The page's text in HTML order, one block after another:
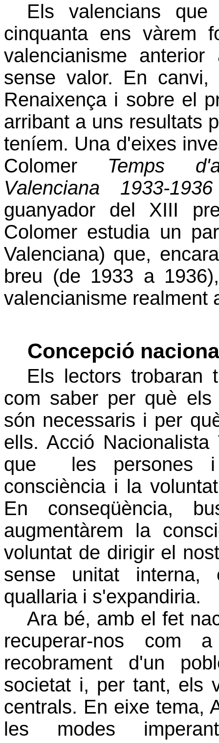
Els valencians
cinquanta ens vàrem
valencianisme
sense valor. En
Renaixença i sobre el
arribant a uns resultats
teníem. Una d'eixes
Colomer Temps
Valenciana 1933-1936
guanyador del XIII
Colomer estudia un
Valenciana) que,
breu (de 1933 a
valencianisme realment
Concepció
Els lectors trobaran
com saber per què els
són necessaris i per
ells. Acció
que
les persones
consciència i la
En conseqüència,
augmentàrem la
voluntat de dirigir el
sense unitat interna,
quallaria i s'expandiria.
Ara bé, amb el fet
recuperar-nos
recobrament d'un
societat i, per tant, els
centrals. En eixe tema,
les modes